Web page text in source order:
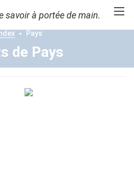
savoir à portée de main.
Pays
de Pays